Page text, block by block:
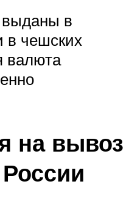
выданы в
в чешских
валюта
на вывоз